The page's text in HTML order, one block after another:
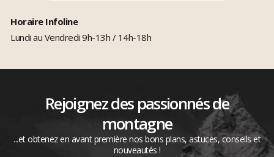
Horaire Infoline
Lundi au Vendredi 9h-13h / 14h-18h
Rejoignez des passionnés de
montagne
...et obtenez en avant première nos bons plans, astuces, conseils et
nouveautés !